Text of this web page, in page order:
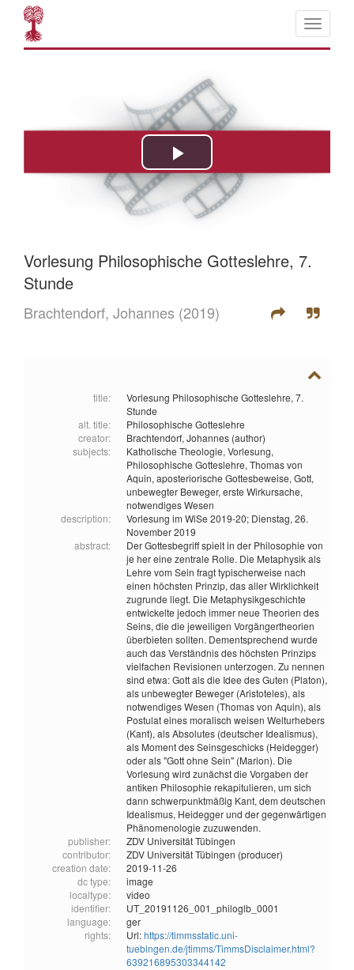
Vorlesung Philosophische Gotteslehre, 7.
Stunde
Brachtendorf, Johannes (2019)
title:
Vorlesung Philosophische Gotteslehre, 7.
Stunde
alt. title:
Philosophische Gotteslehre
creator:
Brachtendorf, Johannes (author)
subjects:
Katholische Theologie, Vorlesung,
Philosophische Gotteslehre, Thomas von
Aquin, aposteriorische Gottesbeweise, Gott,
unbewegter Beweger, erste Wirkursache,
notwendiges Wesen
description:
Vorlesung im WiSe 2019-20; Dienstag, 26.
November 2019
abstract:
Der Gottesbegriff spielt in der Philosophie von
je her eine zentrale Rolle. Die Metaphysik als
Lehre vom Sein fragt typischerweise nach
einen höchsten Prinzip, das aller Wirklichkeit
zugrunde liegt. Die Metaphysikgeschichte
entwickelte jedoch immer neue Theorien des
Seins, die die jeweiligen Vorgängertheorien
überbieten sollten. Dementsprechend wurde
auch das Verständnis des höchsten Prinzips
vielfachen Revisionen unterzogen. Zu nennen
sind etwa: Gott als die Idee des Guten (Platon),
als unbewegter Beweger (Aristoteles), als
notwendiges Wesen (Thomas von Aquin), als
Postulat eines moralisch weisen Welturhebers
(Kant), als Absolutes (deutscher Idealismus),
als Moment des Seinsgeschicks (Heidegger)
oder als "Gott ohne Sein" (Marion). Die
Vorlesung wird zunächst die Vorgaben der
antiken Philosophie rekapitulieren, um sich
dann schwerpunktmäßig Kant, dem deutschen
Idealismus, Heidegger und der gegenwärtigen
Phänomenologie zuzuwenden.
publisher:
ZDV Universität Tübingen
contributor:
ZDV Universität Tübingen (producer)
creation date:
2019-11-26
dc type:
image
localtype:
video
identifier:
UT_20191126_001_philoglb_0001
language:
ger
rights:
Url:https://timmsstatic.uni-
tuebingen.de/jtimms/TimmsDisclaimer.html?
639216895303344142